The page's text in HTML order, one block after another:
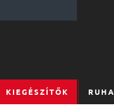
KIEGÉSZÍTŐK RUHA